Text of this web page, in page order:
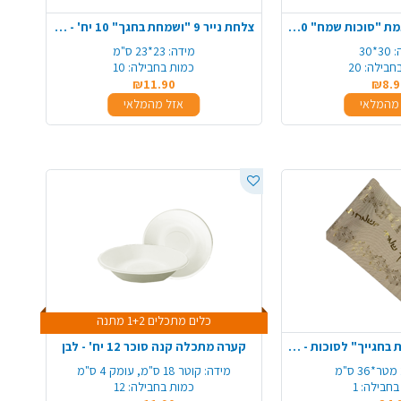
מפיות לסוכות דוגמת "סוכות שמח" 20 יח' - צבעוני
30*30
20
מהמלאי
צלחת נייר 9 "ושמחת בחגך" 10 יח' - לבן
מידה: 23*23 ס"מ
כמות בחבילה: 10
₪11.90
אזל מהמלאי
ראנר יוטה "ושמחת בחגייך" לסוכות - קרם
1
כלים מתכלים 1+2 מתנה
קערה מתכלה קנה סוכר 12 יח' - לבן
מידה: קוטר 18 ס"מ, עומק 4 ס"מ
כמות בחבילה: 12